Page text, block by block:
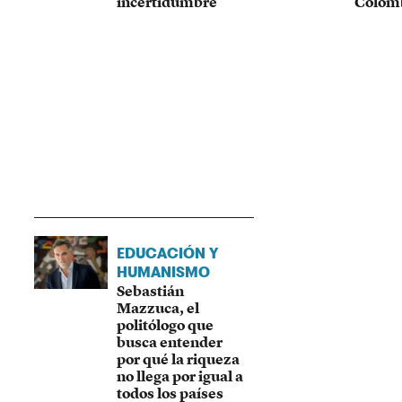
EDUCACIÓN Y
HUMANISMO
Sebastián
Mazzuca, el
politólogo que
busca entender
por qué la riqueza
no llega por igual a
todos los países